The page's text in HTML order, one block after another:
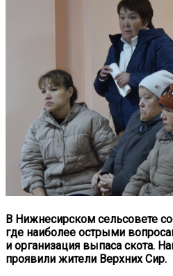
В Нижнесирском сельсовете
где наиболее острыми
и организация выпаса скота.
проявили жители Верхних Сир.